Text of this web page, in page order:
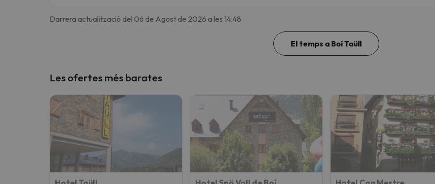
Darrera actualització del 06 de Agost de 2026 a les 14:48
El temps a Boí Taüll
Les ofertes més barates